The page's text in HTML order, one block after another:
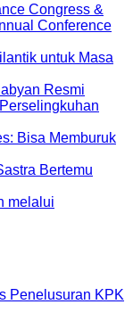
Congress &
Conference
untuk Masa
Resmi
Bisa Memburuk
Bertemu
melalui
Penelusuran KPK